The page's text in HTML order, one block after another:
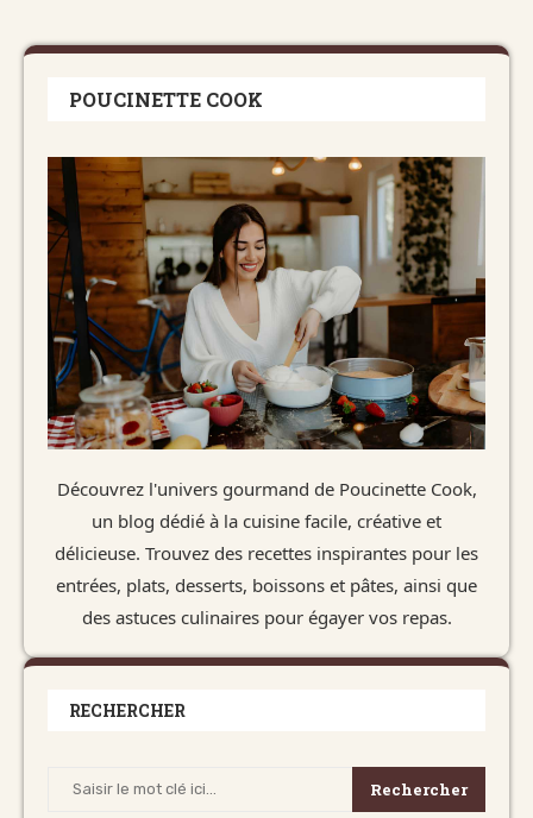
POUCINETTE COOK
Découvrez l'univers gourmand de Poucinette Cook,
un blog dédié à la cuisine facile, créative et
délicieuse. Trouvez des recettes inspirantes pour les
entrées, plats, desserts, boissons et pâtes, ainsi que
des astuces culinaires pour égayer vos repas.
RECHERCHER
Rechercher